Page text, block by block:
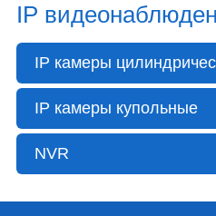
IP
IP камеры
IP камеры купольные
NVR